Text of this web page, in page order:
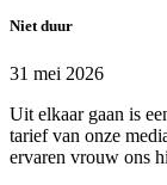
Niet duur
31 mei 2026
Uit elkaar gaan is
tarief van onze
ervaren vrouw ons